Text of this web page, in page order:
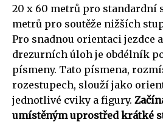
20 x 60 metrů pro standardní
metrů pro soutěže nižších
Pro snadnou orientaci jezdce
drezurních úloh je obdélník
písmeny. Tato písmena,
rozestupech, slouží jako
jednotlivé cviky a figury.
umístěným uprostřed krátké